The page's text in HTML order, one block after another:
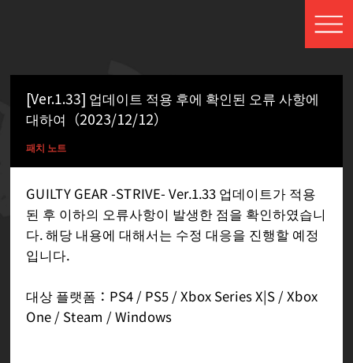
[Ver.1.33] 업데이트 적용 후에 확인된 오류 사항에
대하여（2023/12/12）
패치 노트
GUILTY GEAR -STRIVE- Ver.1.33 업데이트가 적용
된 후 이하의 오류사항이 발생한 점을 확인하였습니
다. 해당 내용에 대해서는 수정 대응을 진행할 예정
입니다.
대상 플랫폼：PS4 / PS5 / Xbox Series X|S / Xbox
One / Steam / Windows